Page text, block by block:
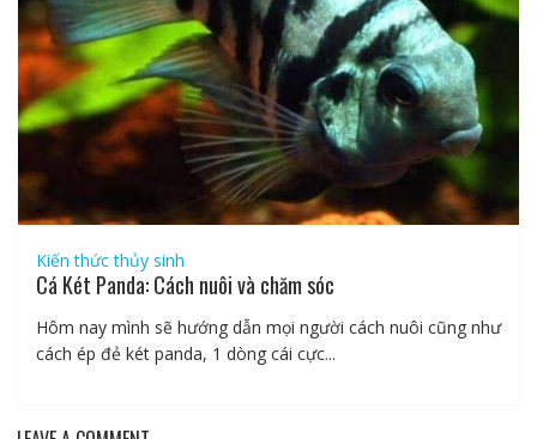
Kiến thức thủy sinh
Cá Két Panda: Cách nuôi và chăm sóc
Hôm nay mình sẽ hướng dẫn mọi người cách nuôi cũng như
cách ép đẻ két panda, 1 dòng cái cực...